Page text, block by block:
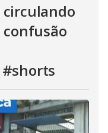
confusão
#shorts